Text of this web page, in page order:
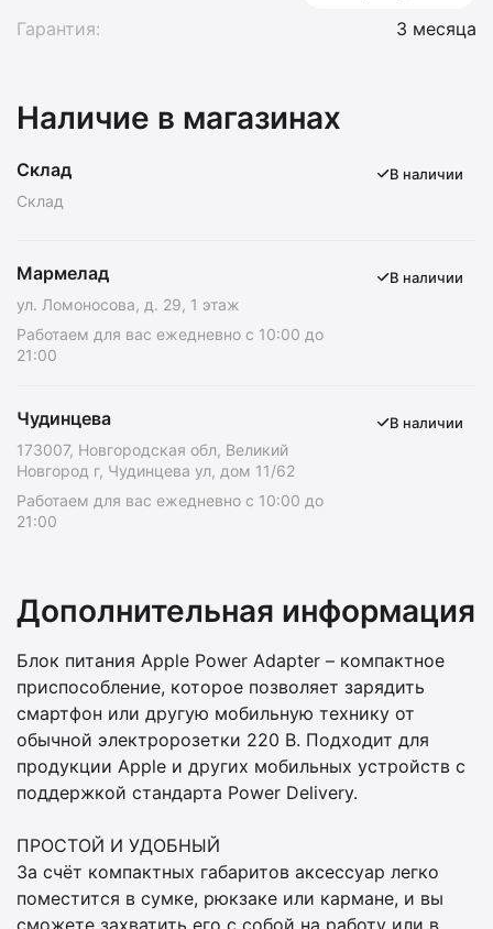
Гарантия: 3 месяца
Наличие в магазинах
Склад
Склад
В наличии
Мармелад
ул. Ломоносова, д. 29, 1 этаж
Работаем для вас ежедневно с 10:00 до
21:00
В наличии
Чудинцева
173007, Новгородская обл, Великий
Новгород г, Чудинцева ул, дом 11/62
Работаем для вас ежедневно с 10:00 до
21:00
В наличии
Дополнительная информация
Блок питания Apple Power Adapter – компактное
приспособление, которое позволяет зарядить
смартфон или другую мобильную технику от
обычной электророзетки 220 В. Подходит для
продукции Apple и других мобильных устройств с
поддержкой стандарта Power Delivery.
ПРОСТОЙ И УДОБНЫЙ
За счёт компактных габаритов аксессуар легко
поместится в сумке, рюкзаке или кармане, и вы
сможете захватить его с собой на работу или в